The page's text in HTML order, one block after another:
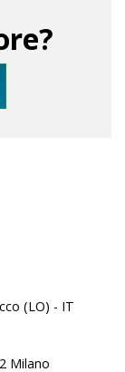
(LO) - IT
Milano